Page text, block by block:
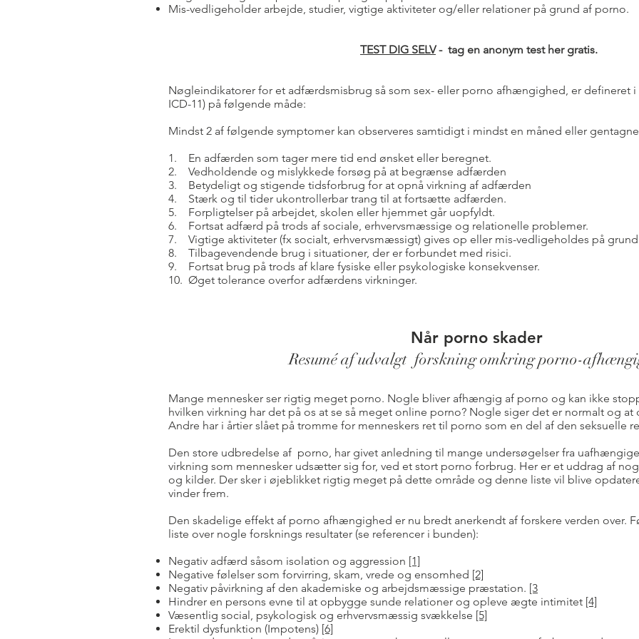
Mis-vedligeholder arbejde, studier, vigtige aktiviteter og/eller relationer på grund af porno.
TEST DIG SELV- tag en anonym test her gratis.
Nøgleindikatorer for et adfærdsmisbrug så som sex- eller porno afhængighed, er defineret i
ICD-11) på følgende måde:
Mindst 2 af følgende symptomer kan observeres samtidigt i mindst en måned eller
1. En adfærden som tager mere tid end ønsket eller beregnet.
2. Vedholdende og mislykkede forsøg på at begrænse adfærden
3. Betydeligt og stigende tidsforbrug for at opnå virkning af adfærden
4. Stærk og til tider ukontrollerbar trang til at fortsætte adfærden.
5. Forpligtelser på arbejdet, skolen eller hjemmet går uopfyldt.
6. Fortsat adfærd på trods af sociale, erhvervsmæssige og relationelle problemer.
7. Vigtige aktiviteter (fx socialt, erhvervsmæssigt) gives op eller mis-vedligeholdes på
8. Tilbagevendende brug i situationer, der er forbundet med risici.
9. Fortsat brug på trods af klare fysiske eller psykologiske konsekvenser.
10. Øget tolerance overfor adfærdens virkninger.
Når porno skader
Resumé af udvalgt forskning omkring porno-
Mange mennesker ser rigtig meget porno. Nogle bliver afhængig af porno og kan ikke
hvilken virkning har det på os at se så meget online porno? Nogle siger det er normalt og
Andre har i årtier slået på tromme for menneskers ret til porno som en del af den seksuelle
Den store udbredelse af porno, har givet anledning til mange undersøgelser fra
virkning som mennesker udsætter sig for, ved et stort porno forbrug. Her er et uddrag af
og kilder. Der sker i øjeblikket rigtig meget på dette område og denne liste vil blive
vinder frem.
Den skadelige effekt af porno afhængighed er nu bredt anerkendt af forskere verden over.
liste over nogle forsknings resultater (se referencer i bunden):
Negativ adfærd såsom isolation og aggression [1]
Negative følelser som forvirring, skam, vrede og ensomhed [2]
Negativ påvirkning af den akademiske og arbejdsmæssige præstation. [3
Hindrer en persons evne til at opbygge sunde relationer og opleve ægte intimitet [4]
Væsentlig social, psykologisk og erhvervsmæssig svækkelse [5]
Erektil dysfunktion (Impotens) [6]